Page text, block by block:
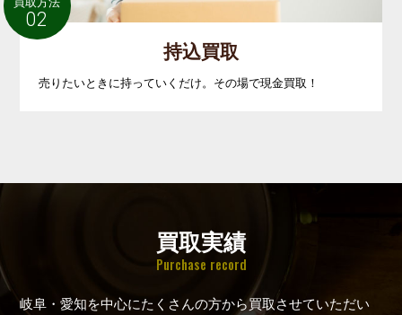
買取方法
02
持込買取
売りたいときに持っていくだけ。その場で現金買取！
買取実績
Purchase record
岐阜・愛知を中心にたくさんの方から買取させていただい